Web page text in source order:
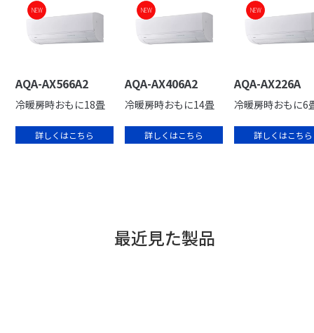
NEW
NEW
AQA-AX566A2
冷暖房時おもに18畳
詳しくはこちら
NEW
NEW
AQA-AX406A2
冷暖房時おもに14畳
詳しくはこちら
NEW
NEW
AQA-AX226A
冷暖房時おもに6
詳しくはこちら
最近見た製品